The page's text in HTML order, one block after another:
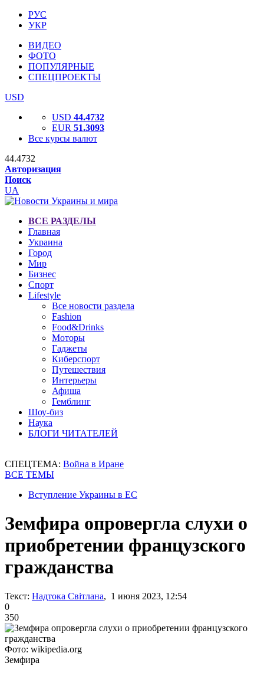
РУС
УКР
ВИДЕО
ФОТО
ПОПУЛЯРНЫЕ
СПЕЦПРОЕКТЫ
USD
USD 44.4732
EUR 51.3093
Все курсы валют
44.4732
Авторизация
Поиск
UA
ВСЕ РАЗДЕЛЫ
Главная
Украина
Город
Мир
Бизнес
Спорт
Lifestyle
Все новости раздела
Fashion
Food&Drinks
Моторы
Гаджеты
Киберспорт
Путешествия
Интерьеры
Афиша
Гемблинг
Шоу-биз
Наука
БЛОГИ ЧИТАТЕЛЕЙ
СПЕЦТЕМА: Война в Иране
ВСЕ ТЕМЫ
Вступление Украины в ЕС
Земфира опровергла слухи о
приобретении французского
гражданства
Текст: Надтока Світлана, 1 июня 2023, 12:54
0
350
Фото: wikipedia.org
Земфира